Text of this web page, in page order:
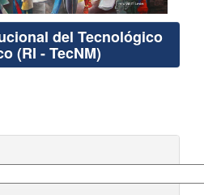
del Tecnológico
(RI - TecNM)